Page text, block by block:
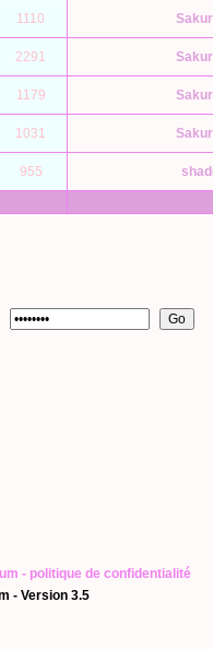
1110
2291
1179
1031
955
- politique de confidentialité
- Version 3.5